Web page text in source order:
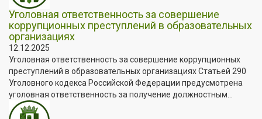
Уголовная ответственность за совершение
коррупционных преступлений в образовательных
организациях
12.12.2025
Уголовная ответственность за совершение коррупционных
преступлений в образовательных организациях Статьей 290
Уголовного кодекса Российской Федерации предусмотрена
уголовная ответственность за получение должностным...